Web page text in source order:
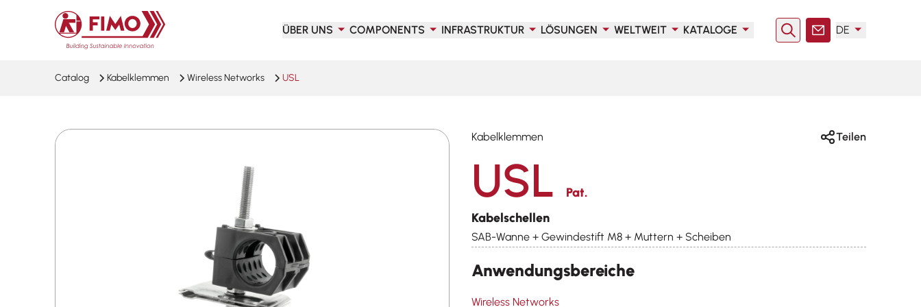
Zurück zur Startseite
ÜBER UNS
COMPONENTS INFRASTRUKTUR LÖSUNGEN WELTWEIT KATALOGE SucheKontakt
DE
Catalog Kabelklemmen Wireless Networks USL
Kabelklemmen Teilen
USL
Pat.
Kabelschellen
SAB-Wanne + Gewindestift M8 + Muttern + Scheiben
Anwendungsbereiche
Wireless Networks